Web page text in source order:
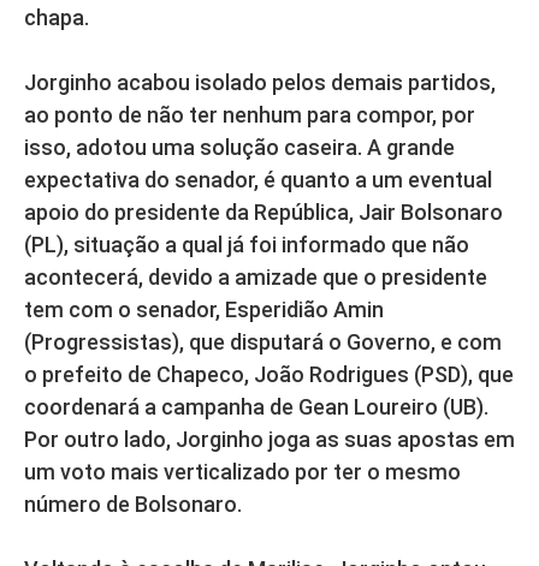
chapa.
Jorginho acabou isolado pelos demais partidos,
ao ponto de não ter nenhum para compor, por
isso, adotou uma solução caseira. A grande
expectativa do senador, é quanto a um eventual
apoio do presidente da República, Jair Bolsonaro
(PL), situação a qual já foi informado que não
acontecerá, devido a amizade que o presidente
tem com o senador, Esperidião Amin
(Progressistas), que disputará o Governo, e com
o prefeito de Chapeco, João Rodrigues (PSD), que
coordenará a campanha de Gean Loureiro (UB).
Por outro lado, Jorginho joga as suas apostas em
um voto mais verticalizado por ter o mesmo
número de Bolsonaro.